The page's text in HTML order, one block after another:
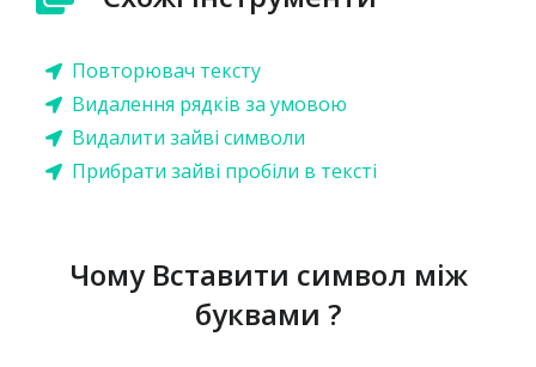
Повторювач тексту
Видалення рядків за умовою
Видалити зайві символи
Прибрати зайві пробіли в тексті
Чому Вставити символ між
буквами ?